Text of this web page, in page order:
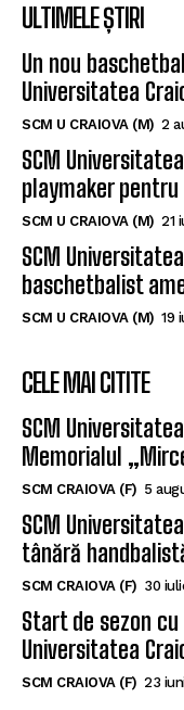
ULTIMELE ȘTIRI
Un nou
Universitatea
SCM U CRAIOVA (M) 2
SCM
playmaker pentru
SCM U CRAIOVA (M) 21
SCM
baschetbalist
SCM U CRAIOVA (M) 19
CELE MAI CITITE
SCM
Memorialul
SCM CRAIOVA (F) 5
SCM
tânără
SCM CRAIOVA (F) 30
Start de sezon
Universitatea
SCM CRAIOVA (F) 23